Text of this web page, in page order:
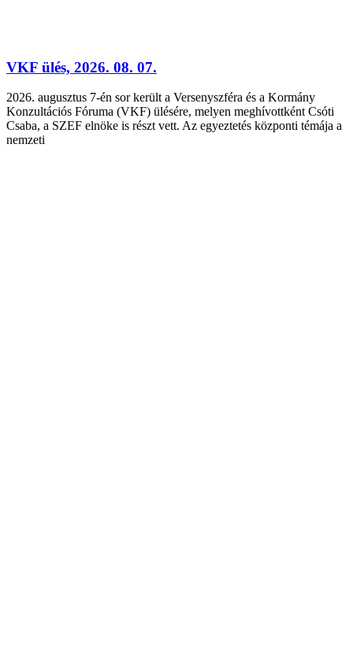
VKF ülés, 2026. 08. 07.
2026. augusztus 7-én sor került a Versenyszféra és a Kormány
Konzultációs Fóruma (VKF) ülésére, melyen meghívottként Csóti
Csaba, a SZEF elnöke is részt vett. Az egyeztetés központi témája a
nemzeti